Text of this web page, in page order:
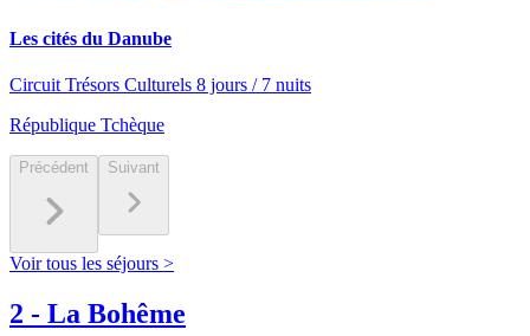
Les cités du Danube
Circuit Trésors Culturels 8 jours / 7 nuits
République Tchèque
Précédent Suivant
Voir tous les séjours >
2 - La Bohême